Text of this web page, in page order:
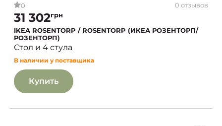
0 0 отзывов
31 302грн
IKEA ROSENTORP / ROSENTORP (ИКЕА РОЗЕНТОРП/
РОЗЕНТОРП)
Стол и 4 стула
В наличии у поставщика
Купить